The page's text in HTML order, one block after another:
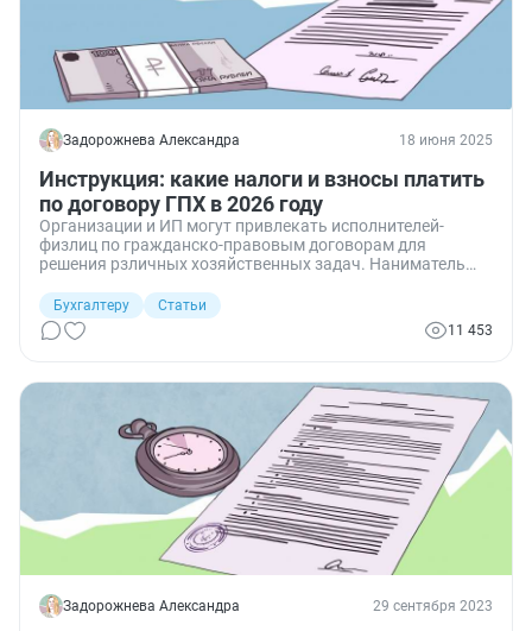
Задорожнева Александра 18 июня 2025
Инструкция: какие налоги и взносы платить
по договору ГПХ в 2026 году
Организации и ИП могут привлекать исполнителей-
физлиц по гражданско-правовым договорам для
решения рзличных хозяйственных задач. Наниматель
если исполнитель не является ИП или самозанятым. Но,
помимо подоходного налога, придется начислить и
страховые взносы.
Бухгалтеру
Статьи
11 453
Задорожнева Александра 29 сентября 2023